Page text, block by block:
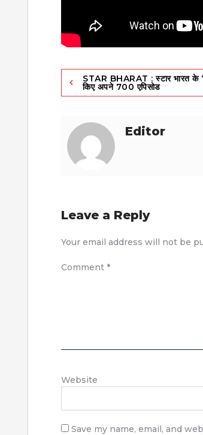
Post
navigation
STAR BHARAT : स्टार भारत के
किए अपने 700 एपिसोड
Editor
Leave a Reply
Your email address will not be
Comment *
Website
Save my name, email, and